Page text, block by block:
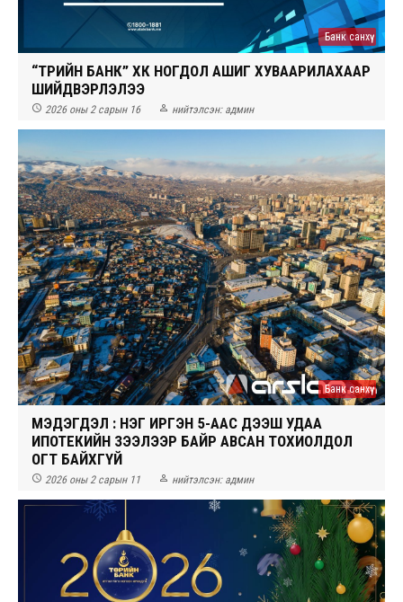
Банк санхүү
“ТӨРИЙН БАНК” ХК НОГДОЛ АШИГ ХУВААРИЛАХААР
ШИЙДВЭРЛЭЛЭЭ
 2026 оны 2 сарын 16  нийтэлсэн: админ
Банк санхүү
МЭДЭГДЭЛ : НЭГ ИРГЭН 5-ААС ДЭЭШ УДАА
ИПОТЕКИЙН ЗЭЭЛЭЭР БАЙР АВСАН ТОХИОЛДОЛ
ОГТ БАЙХГҮЙ
 2026 оны 2 сарын 11  нийтэлсэн: админ